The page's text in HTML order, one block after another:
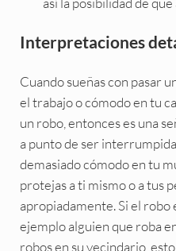
Interpretaciones
Cuando sueñas con pasar
el trabajo o cómodo en tu
un robo, entonces es una
a punto de ser
demasiado cómodo en tu
protejas a ti mismo o a tus
apropiadamente. Si el robo
ejemplo alguien que roba
robos en su vecindario,